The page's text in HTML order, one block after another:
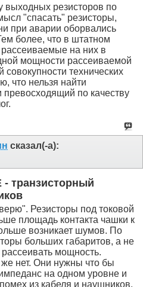
выходных резисторов по
"спасать" резисторы,
при аварии оборвались
более, что в штатном
на них в
мощности рассеиваемой
технических
что нельзя найти
по качеству
сказал(-а):
- транзисторный
Резисторы под токовой
площадь контакта чашки к
возникает шумов. По
больших габаритов, а не
рассеивать мощность.
нет. Они нужны что бы
на одном уровне и
из кабеля и наушников.